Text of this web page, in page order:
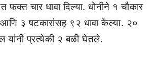
चार धावा दिल्या. धोनीने १ चौकार
३ षटकारांसह ९२ धावा केल्या. २०
प्रत्येकी २ बळी घेतले.